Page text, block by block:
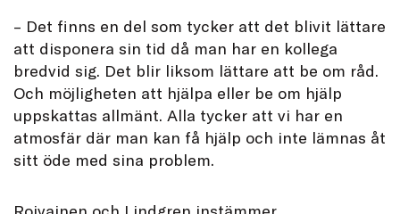
– Det finns en del som tycker att det blivit lättare
att disponera sin tid då man har en kollega
bredvid sig. Det blir liksom lättare att be om råd.
Och möjligheten att hjälpa eller be om hjälp
uppskattas allmänt. Alla tycker att vi har en
atmosfär där man kan få hjälp och inte lämnas åt
sitt öde med sina problem.